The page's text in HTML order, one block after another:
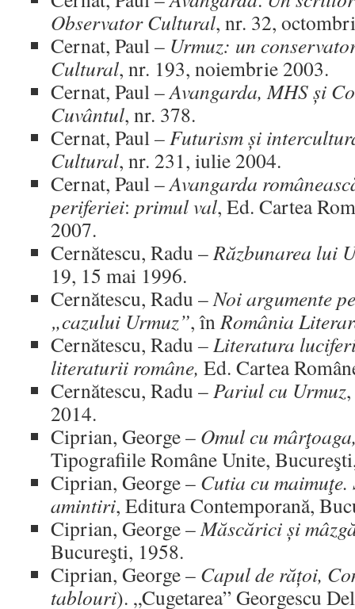
Observator Cultural, nr. 32,
Cernat, Paul – Urmuz: un
Cultural, nr. 193, noiembrie 2003.
Cernat, Paul –Avangarda, MHS și
Cuvântul, nr. 378.
Cernat, Paul– Futurism și
Cultural, nr. 231, iulie 2004.
Cernat, Paul –Avangarda
periferiei: primul val, Ed. Cartea
2007.
Cernătescu, Radu –Răzbunarea lui
19, 15 mai 1996.
Cernătescu, Radu –Noi argumente
„cazului Urmuz”, înRomânia
Cernătescu, Radu – Literatura
literaturii române, Ed. Cartea
Cernătescu, Radu –Pariul cu Urmuz
2014.
Ciprian, George – Omul cu
Tipografiile Române Unite,
Ciprian, George – Cutia cu
amintiri, Editura Contemporană,
Ciprian, George –Măscărici și
Bucureşti, 1958.
Ciprian, George – Capul de rățoi,
tablouri). „Cugetarea” Georgescu